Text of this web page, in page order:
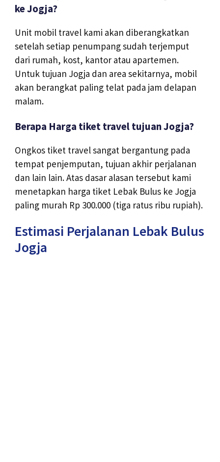
ke Jogja?
Unit mobil travel kami akan diberangkatkan
setelah setiap penumpang sudah terjemput
dari rumah, kost, kantor atau apartemen.
Untuk tujuan Jogja dan area sekitarnya, mobil
akan berangkat paling telat pada jam delapan
malam.
Berapa Harga tiket travel tujuan Jogja?
Ongkos tiket travel sangat bergantung pada
tempat penjemputan, tujuan akhir perjalanan
dan lain lain. Atas dasar alasan tersebut kami
menetapkan harga tiket Lebak Bulus ke Jogja
paling murah Rp 300.000 (tiga ratus ribu rupiah).
Estimasi Perjalanan Lebak Bulus
Jogja